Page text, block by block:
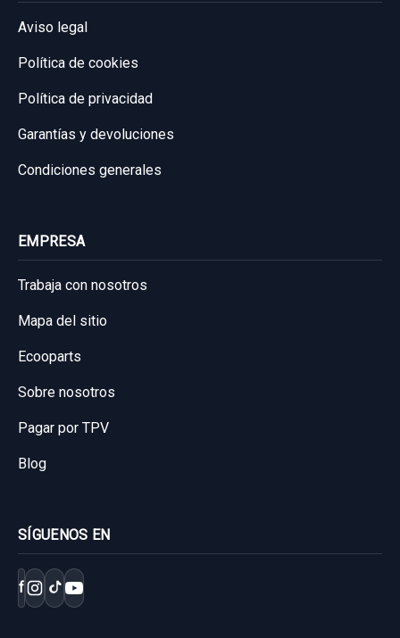
Aviso legal
Política de cookies
Política de privacidad
Garantías y devoluciones
Condiciones generales
EMPRESA
Trabaja con nosotros
Mapa del sitio
Ecooparts
Sobre nosotros
Pagar por TPV
Blog
SÍGUENOS EN
f